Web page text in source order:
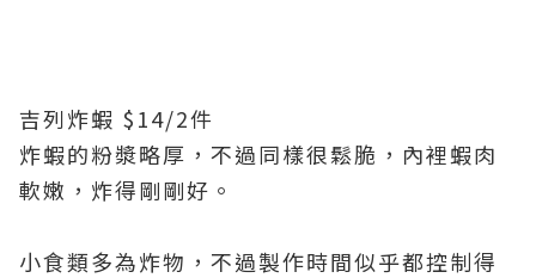
吉列炸蝦 $14/2件
炸蝦的粉漿略厚，不過同樣很鬆脆，內裡蝦肉
軟嫩，炸得剛剛好。
小食類多為炸物，不過製作時間似乎都控制得